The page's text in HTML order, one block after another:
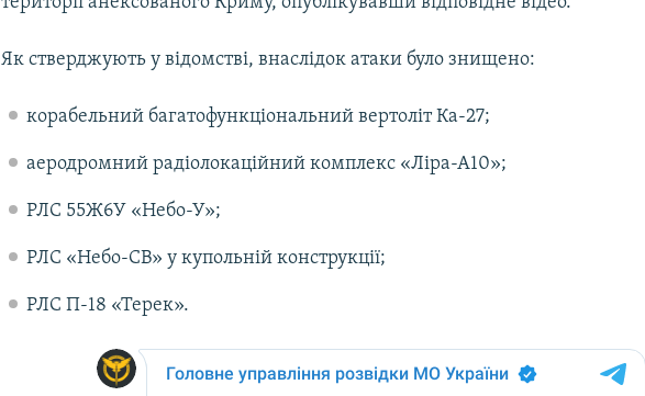
Як стверджують у відомстві, внаслідок атаки було знищено:
корабельний багатофункціональний вертоліт Ка-27;
аеродромний радіолокаційний комплекс «Ліра-А10»;
РЛС 55Ж6У «Небо-У»;
РЛС «Небо-СВ» у купольній конструкції;
РЛС П-18 «Терек».